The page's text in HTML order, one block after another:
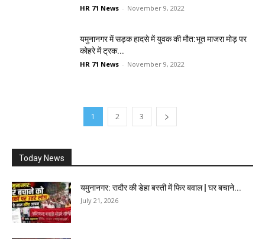
HR 71 News - November 9, 2022
यमुनानगर में सड़क हादसे में युवक की मौत:भूत माजरा मोड़ पर
कोहरे में ट्रक...
HR 71 News - November 9, 2022
1 2 3
Today News
यमुनानगर: रादौर की डेहा बस्ती में फिर बवाल | घर बचाने...
July 21, 2026